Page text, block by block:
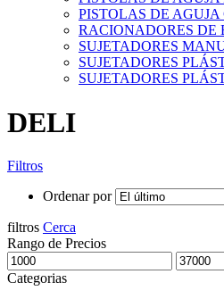
PISTOLAS DE AGUJA
RACIONADORES DE
SUJETADORES
SUJETADORES
SUJETADORES
DELI
Filtros
Ordenar por
filtros Cerca
Rango de Precios
Categorias